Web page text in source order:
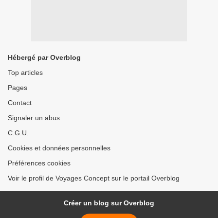
Hébergé par Overblog
Top articles
Pages
Contact
Signaler un abus
C.G.U.
Cookies et données personnelles
Préférences cookies
Voir le profil de Voyages Concept sur le portail Overblog
Créer un blog sur Overblog